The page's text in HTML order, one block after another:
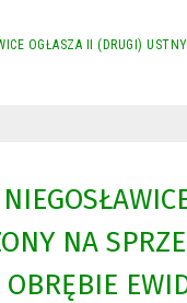
OGŁASZA II (DRUGI)
NA